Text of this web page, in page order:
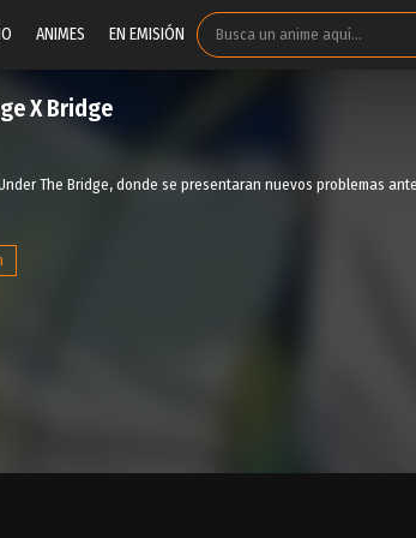
ANIMES EN EMISIÓN
X Bridge
The Bridge, donde se presentaran nuevos problemas